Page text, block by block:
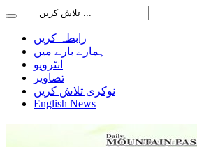
رابطہ کریں
ہمارے بارے میں
انٹرویو
تصاویر
نوکری تلاش کریں
English News